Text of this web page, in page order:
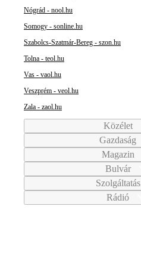
Nógrád - nool.hu
Somogy - sonline.hu
Szabolcs-Szatmár-Bereg - szon.hu
Tolna - teol.hu
Vas - vaol.hu
Veszprém - veol.hu
Zala - zaol.hu
Közélet
Gazdaság
Magazin
Bulvár
Szolgáltatás
Rádió